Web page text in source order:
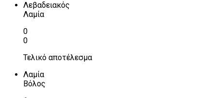
Λεβαδειακός
Λαμία
0
0
Τελικό αποτέλεσμα
Λαμία
Βόλος